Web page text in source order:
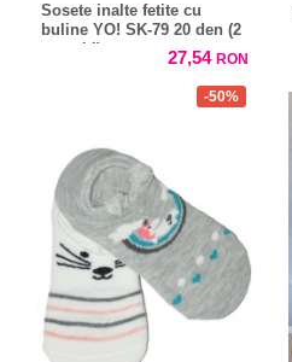
Sosete inalte fetite cu
buline YO! SK-79 20 den (2
perechi)
27,54 RON
-50%